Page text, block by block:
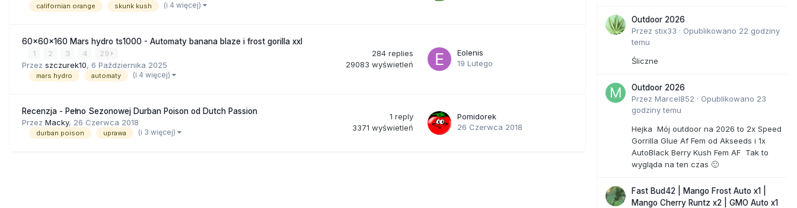
californian orange skunk kush (i 4 więcej)
60x60x160 Mars hydro ts1000 - Automaty banana blaze i frost gorilla xxl
1 2 3 4 29
Przez szczurek10, 6 Października 2025
mars hydro automaty (i 4 więcej)
284 replies
29083 wyświetleń
Eolenis
19 Lutego
Recenzja - Pełno Sezonowej Durban Poison od Dutch Passion
Przez Macky, 26 Czerwca 2018
durban poison uprawa (i 3 więcej)
1 reply
3371 wyświetleń
Pomidorek
26 Czerwca 2018
Outdoor 2026
Przez stix33 · Opublikowano 22 godziny
temu
Śliczne
Outdoor 2026
Przez Marcel852 · Opublikowano 23
godziny temu
Hejka Mój outdoor na 2026 to 2x Speed
Gorrilla Glue Af Fem od Akseeds i 1x
AutoBlack Berry Kush Fem AF Tak to
wygląda na ten czas 🙂
Fast Bud42 | Mango Frost Auto x1 |
Mango Cherry Runtz x2 | GMO Auto x1